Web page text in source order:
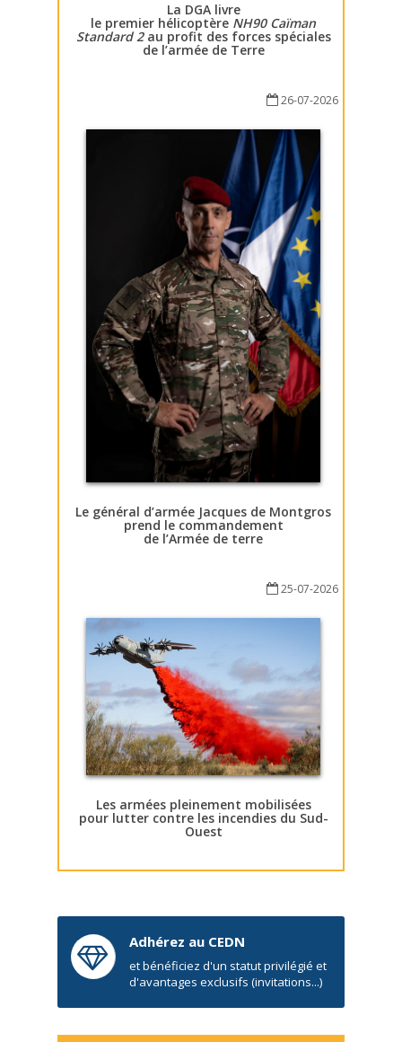
La DGA livre
le premier hélicoptère NH90 Caïman
Standard 2au profit des forces spéciales
de l’armée de Terre
26-07-2026
Le général d’armée Jacques de Montgros
prend le commandement
de l’Armée de terre
25-07-2026
Les armées pleinement mobilisées
pour lutter contre les incendies du Sud-
Ouest
Adhérez au CEDN
et bénéficiez d'un statut privilégié et
d'avantages exclusifs (invitations...)